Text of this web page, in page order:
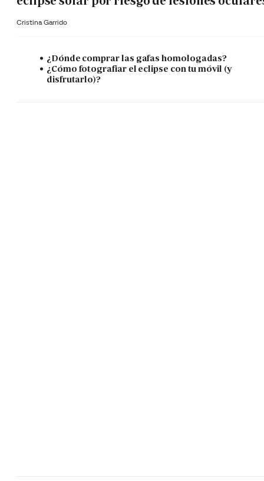
Cristina Garrido
¿Dónde comprar las gafas homologadas?
¿Cómo fotografiar el eclipse con tu móvil (y
disfrutarlo)?